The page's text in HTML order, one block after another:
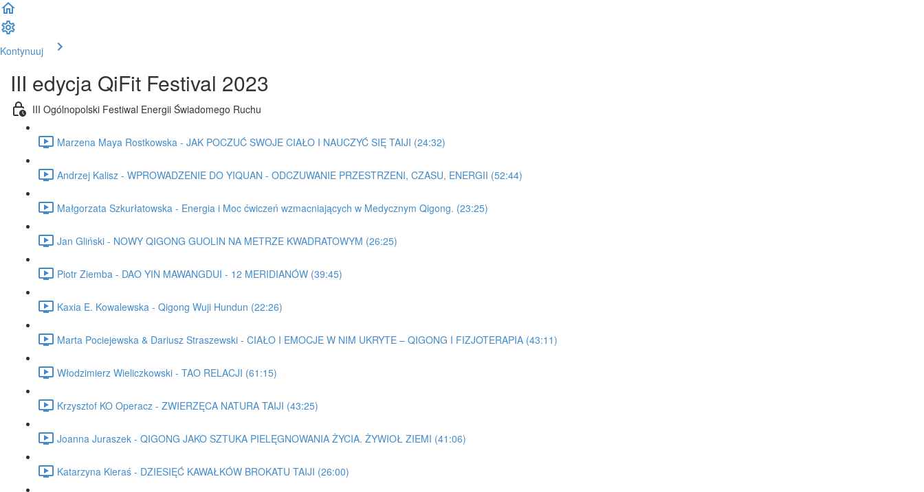
Kontynuuj
III edycja QiFit Festival 2023
III Ogólnopolski Festiwal Energii Świadomego Ruchu
Marzena Maya Rostkowska - JAK POCZUĆ SWOJE CIAŁO I NAUCZYĆ SIĘ TAIJI (24:32)
Andrzej Kalisz - WPROWADZENIE DO YIQUAN - ODCZUWANIE PRZESTRZENI, CZASU, ENERGII (52:44)
Małgorzata Szkurłatowska - Energia i Moc ćwiczeń wzmacniających w Medycznym Qigong. (23:25)
Jan Gliński - NOWY QIGONG GUOLIN NA METRZE KWADRATOWYM (26:25)
Piotr Ziemba - DAO YIN MAWANGDUI - 12 MERIDIANÓW (39:45)
Kaxia E. Kowalewska - Qigong Wuji Hundun (22:26)
Marta Pociejewska & Dariusz Straszewski - CIAŁO I EMOCJE W NIM UKRYTE – QIGONG I FIZJOTERAPIA (43:11)
Włodzimierz Wieliczkowski - TAO RELACJI (61:15)
Krzysztof KO Operacz - ZWIERZĘCA NATURA TAIJI (43:25)
Joanna Juraszek - QIGONG JAKO SZTUKA PIELĘGNOWANIA ŻYCIA. ŻYWIOŁ ZIEMI (41:06)
Katarzyna Kieraś - DZIESIĘĆ KAWAŁKÓW BROKATU TAIJI (26:00)